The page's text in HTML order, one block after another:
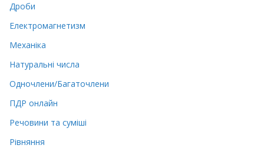
Дроби
Електромагнетизм
Механіка
Натуральні числа
Одночлени/Багаточлени
ПДР онлайн
Речовини та суміші
Рівняння